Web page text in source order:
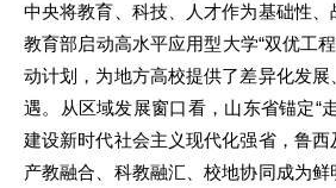
中央将教育、科技、人才作为基础性、
教育部启动高水平应用型大学“双优工
动计划，为地方高校提供了差异化发
遇。从区域发展窗口看，山东省锚定“
建设新时代社会主义现代化强省，鲁西
产教融合、科教融汇、校地协同成为